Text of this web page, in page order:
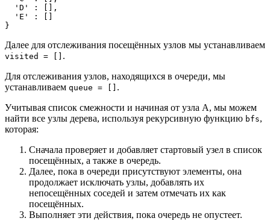
}
Далее для отслеживания посещённых узлов мы устанавливаем
visited = [] .
Для отслеживания узлов, находящихся в очереди, мы
устанавливаем queue = [] .
Учитывая список смежности и начиная от узла A, мы можем
найти все узлы дерева, используя рекурсивную функцию bfs,
которая:
Сначала проверяет и добавляет стартовый узел в список
посещённых, а также в очередь.
Далее, пока в очереди присутствуют элементы, она
продолжает исключать узлы, добавлять их
непосещённых соседей и затем отмечать их как
посещённых.
Выполняет эти действия, пока очередь не опустеет.